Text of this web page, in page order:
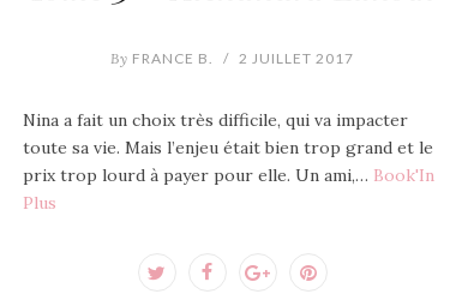
By FRANCE B. / 2 JUILLET 2017
Nina a fait un choix très difficile, qui va impacter
toute sa vie. Mais l’enjeu était bien trop grand et le
prix trop lourd à payer pour elle. Un ami,… Book'In
Plus